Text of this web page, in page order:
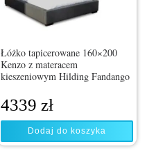
Łóżko tapicerowane 160×200
Kenzo z materacem
kieszeniowym Hilding Fandango
4339 zł
Dodaj do koszyka